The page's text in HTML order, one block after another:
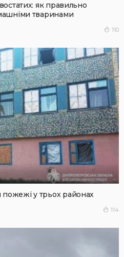
як правильно
тваринами
110
у трьох районах
114